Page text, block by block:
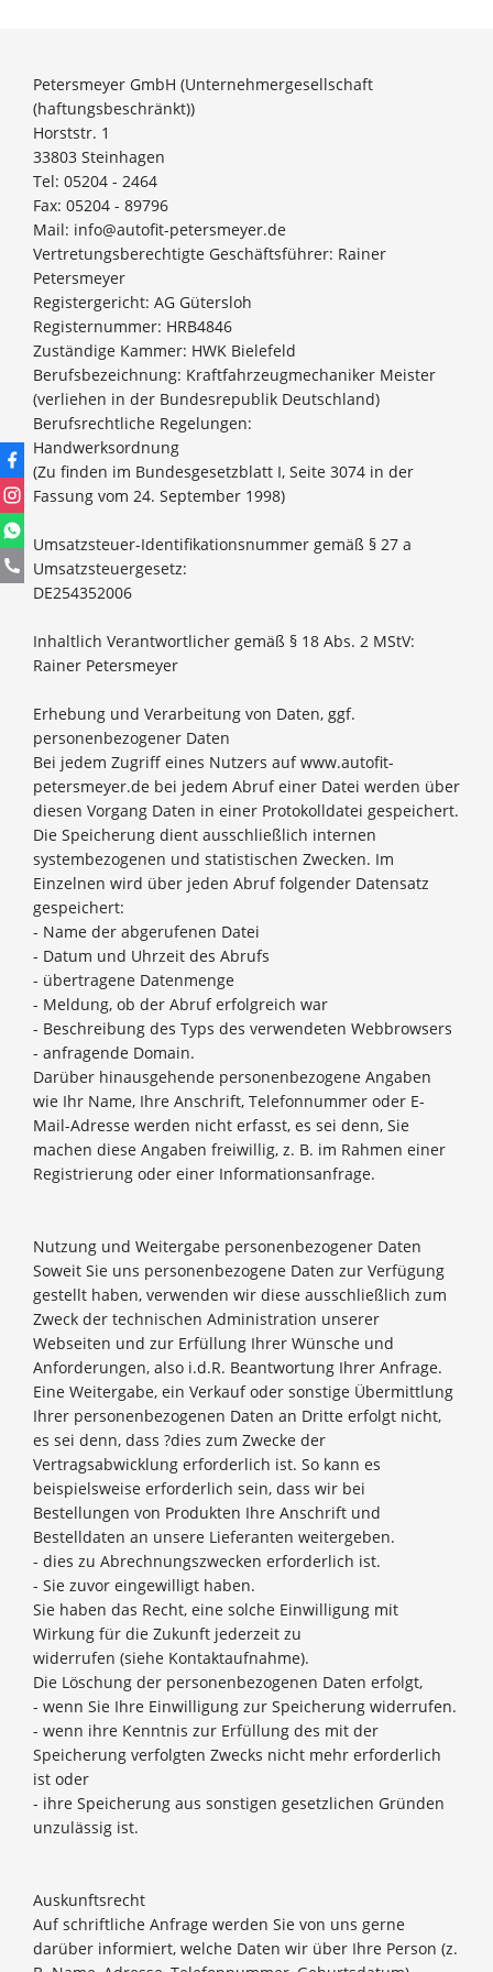
Petersmeyer GmbH (Unternehmergesellschaft
(haftungsbeschränkt))
Horststr. 1
33803 Steinhagen
Tel: 05204 - 2464
Fax: 05204 - 89796
Mail: info@autofit-petersmeyer.de
Vertretungsberechtigte Geschäftsführer: Rainer
Petersmeyer
Registergericht: AG Gütersloh
Registernummer: HRB4846
Zuständige Kammer: HWK Bielefeld
Berufsbezeichnung: Kraftfahrzeugmechaniker Meister
(verliehen in der Bundesrepublik Deutschland)
Berufsrechtliche Regelungen:
Handwerksordnung
(Zu finden im Bundesgesetzblatt I, Seite 3074 in der
Fassung vom 24. September 1998)
Umsatzsteuer-Identifikationsnummer gemäß § 27 a
Umsatzsteuergesetz:
DE254352006
Inhaltlich Verantwortlicher gemäß § 18 Abs. 2 MStV:
Rainer Petersmeyer
Erhebung und Verarbeitung von Daten, ggf.
personenbezogener Daten
Bei jedem Zugriff eines Nutzers auf www.autofit-
petersmeyer.de bei jedem Abruf einer Datei werden über
diesen Vorgang Daten in einer Protokolldatei gespeichert.
Die Speicherung dient ausschließlich internen
systembezogenen und statistischen Zwecken. Im
Einzelnen wird über jeden Abruf folgender Datensatz
gespeichert:
- Name der abgerufenen Datei
- Datum und Uhrzeit des Abrufs
- übertragene Datenmenge
- Meldung, ob der Abruf erfolgreich war
- Beschreibung des Typs des verwendeten Webbrowsers
- anfragende Domain.
Darüber hinausgehende personenbezogene Angaben
wie Ihr Name, Ihre Anschrift, Telefonnummer oder E-
Mail-Adresse werden nicht erfasst, es sei denn, Sie
machen diese Angaben freiwillig, z. B. im Rahmen einer
Registrierung oder einer Informationsanfrage.
Nutzung und Weitergabe personenbezogener Daten
Soweit Sie uns personenbezogene Daten zur Verfügung
gestellt haben, verwenden wir diese ausschließlich zum
Zweck der technischen Administration unserer
Webseiten und zur Erfüllung Ihrer Wünsche und
Anforderungen, also i.d.R. Beantwortung Ihrer Anfrage.
Eine Weitergabe, ein Verkauf oder sonstige Übermittlung
Ihrer personenbezogenen Daten an Dritte erfolgt nicht,
es sei denn, dass ?dies zum Zwecke der
Vertragsabwicklung erforderlich ist. So kann es
beispielsweise erforderlich sein, dass wir bei
Bestellungen von Produkten Ihre Anschrift und
Bestelldaten an unsere Lieferanten weitergeben.
- dies zu Abrechnungszwecken erforderlich ist.
- Sie zuvor eingewilligt haben.
Sie haben das Recht, eine solche Einwilligung mit
Wirkung für die Zukunft jederzeit zu
widerrufen (siehe Kontaktaufnahme).
Die Löschung der personenbezogenen Daten erfolgt,
- wenn Sie Ihre Einwilligung zur Speicherung widerrufen.
- wenn ihre Kenntnis zur Erfüllung des mit der
Speicherung verfolgten Zwecks nicht mehr erforderlich
ist oder
- ihre Speicherung aus sonstigen gesetzlichen Gründen
unzulässig ist.
Auskunftsrecht
Auf schriftliche Anfrage werden Sie von uns gerne
darüber informiert, welche Daten wir über Ihre Person (z.